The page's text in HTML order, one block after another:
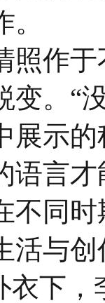
照作
变。“
展示
语言
不同
活与
衣下